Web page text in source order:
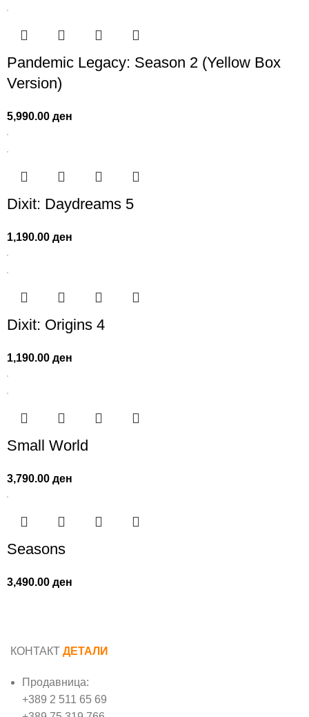
Pandemic Legacy: Season 2 (Yellow Box
Version)
5,990.00ден
Dixit: Daydreams 5
1,190.00ден
Dixit: Origins 4
1,190.00ден
Small World
3,790.00ден
Seasons
3,490.00ден
КОНТАКТ ДЕТАЛИ
Продавница:
+389 2 511 65 69